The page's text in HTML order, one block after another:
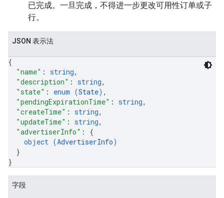
已完成。一旦完成，不得进一步更改可用性订单或子
行。
JSON 表示法
{
"name" : string,
"description" : string,
"state" : enum (State) ,
"pendingExpirationTime" : string,
"createTime" : string,
"updateTime" : string,
"advertiserInfo" : {
object (AdvertiserInfo)
}
}
字段